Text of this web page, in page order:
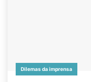
Dilemas da imprensa